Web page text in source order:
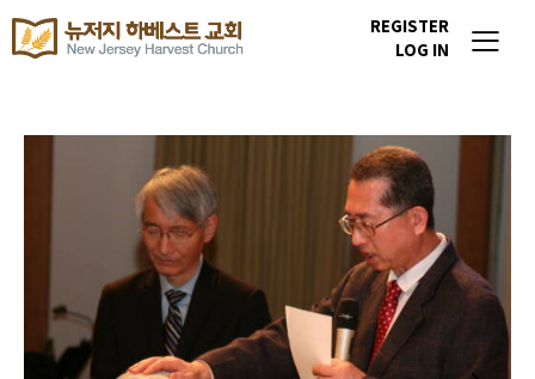
REGISTER
LOG IN